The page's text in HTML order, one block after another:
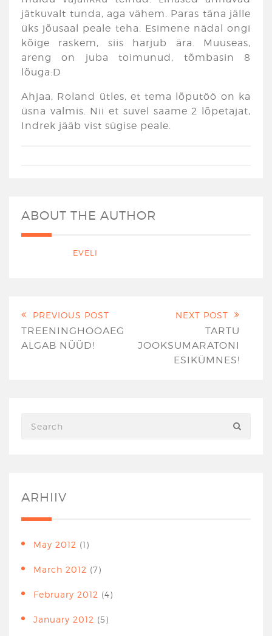
jätkuvalt tunda, aga vähem. Paras täna jälle
üks jõusaal peale teha. Esimene nädal ongi
kõige raskem, siis harjub ära. Muuseas,
areng on juba toimunud, tõmbasin 8
lõuga:D
Ahjaa, Roland ütles, et tema lõputöö on ka
üsna valmis. Nii et suvel saame 2 lõpetajat,
Indrek jääb vist sügise peale.
ABOUT THE AUTHOR
EVELI
PREVIOUS POST
TREENINGHOOAEG
ALGAB NÜÜD!
NEXT POST
TARTU
JOOKSUMARATONI
ESIKÜMNES!
ARHIIV
May 2012 (1)
March 2012 (7)
February 2012 (4)
January 2012 (5)